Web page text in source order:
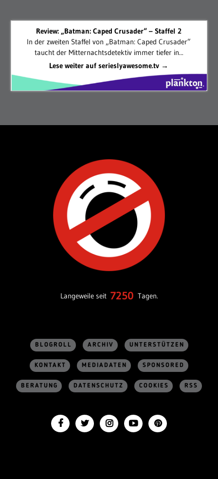
Review: „Batman: Caped Crusader“ – Staffel 2
In der zweiten Staffel von „Batman: Caped Crusader”
taucht der Mitternachtsdetektiv immer tiefer in...
Lese weiter auf serieslyawesome.tv →
Langeweile seit 7250 Tagen.
BLOGROLL ARCHIV UNTERSTÜTZEN
KONTAKT MEDIADATEN SPONSORED
BERATUNG DATENSCHUTZ COOKIES RSS